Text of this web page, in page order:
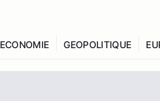
ECONOMIE GEOPOLITIQUE